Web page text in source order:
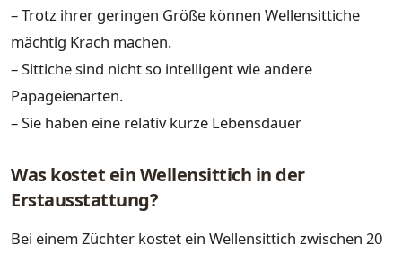
– Trotz ihrer geringen Größe können Wellensittiche
mächtig Krach machen.
– Sittiche sind nicht so intelligent wie andere
Papageienarten.
– Sie haben eine relativ kurze Lebensdauer
Was kostet ein Wellensittich in der
Erstausstattung?
Bei einem Züchter kostet ein Wellensittich zwischen 20